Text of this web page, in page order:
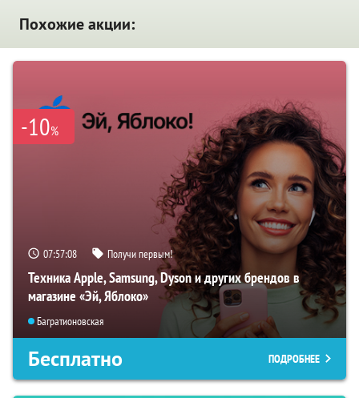
Похожие акции:
-10%
07:57:06 Получи первым!
Техника Apple, Samsung, Dyson и других брендов в
магазине «Эй, Яблоко»
Багратионовская
Бесплатно ПОДРОБНЕЕ